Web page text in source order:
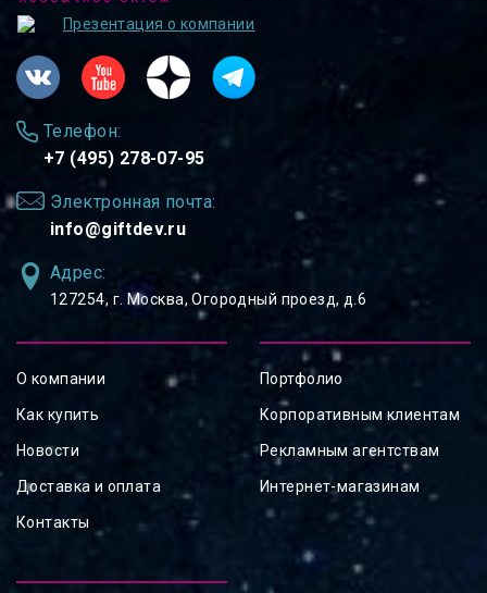
Презентация о компании
Телефон:
+7 (495) 278-07-95
Электронная почта:
info@giftdev.ru
Адрес:
127254, ⁠г. Москва, Огородный проезд, д.6
О компании
Как купить
Новости
Доставка и оплата
Контакты
Портфолио
Корпоративным клиентам
Рекламным агентствам
Интернет-магазинам